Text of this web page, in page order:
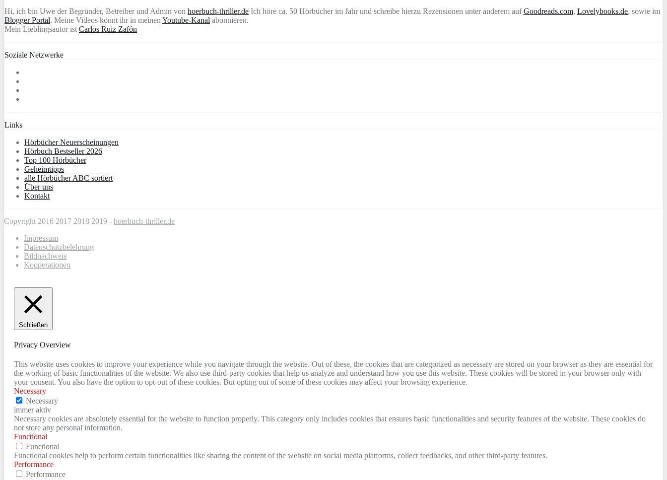
Hi, ich bin Uwe der Begründer, Betreiber und Admin von hoerbuch-thriller.de Ich höre ca. 50 Hörbücher im Jahr und schreibe hierzu Rezensionen unter anderem aufGoodreads.com, Lovelybooks.de, sowie im
Blogger Portal. Meine Videos könnt ihr in meinen Youtube-Kanal abonnieren.
Mein Lieblingsautor ist Carlos Ruiz Zafón
Soziale Netzwerke
Links
Hörbücher Neuerscheinungen
Hörbuch Bestseller 2026
Top 100 Hörbücher
Geheimtipps
alle Hörbücher ABC sortiert
Über uns
Kontakt
Copyright 2016 2017 2018 2019 - hoerbuch-thriller.de
Impressum
Datenschutzbelehrung
Bildnachweis
Kooperationen
Schließen
Privacy Overview
This website uses cookies to improve your experience while you navigate through the website. Out of these, the cookies that are categorized as necessary are stored on your browser as they are essential for
the working of basic functionalities of the website. We also use third-party cookies that help us analyze and understand how you use this website. These cookies will be stored in your browser only with
your consent. You also have the option to opt-out of these cookies. But opting out of some of these cookies may affect your browsing experience.
Necessary
Necessary
immer aktiv
Necessary cookies are absolutely essential for the website to function properly. This category only includes cookies that ensures basic functionalities and security features of the website. These cookies do
not store any personal information.
Functional
Functional
Functional cookies help to perform certain functionalities like sharing the content of the website on social media platforms, collect feedbacks, and other third-party features.
Performance
Performance